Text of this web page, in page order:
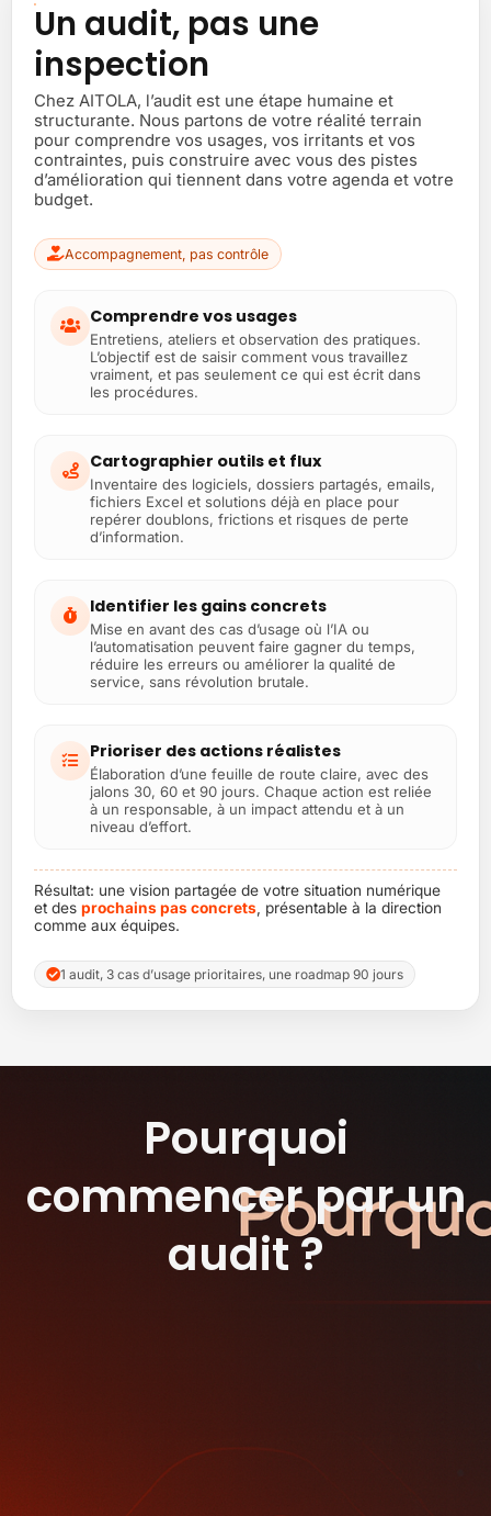
Un audit, pas une
inspection
Chez AITOLA, l’audit est une étape humaine et
structurante. Nous partons de votre réalité terrain
pour comprendre vos usages, vos irritants et vos
contraintes, puis construire avec vous des pistes
d’amélioration qui tiennent dans votre agenda et votre
budget.
Accompagnement, pas contrôle
Comprendre vos usages
Entretiens, ateliers et observation des pratiques.
L’objectif est de saisir comment vous travaillez
vraiment, et pas seulement ce qui est écrit dans
les procédures.
Cartographier outils et flux
Inventaire des logiciels, dossiers partagés, emails,
fichiers Excel et solutions déjà en place pour
repérer doublons, frictions et risques de perte
d’information.
Identifier les gains concrets
Mise en avant des cas d’usage où l’IA ou
l’automatisation peuvent faire gagner du temps,
réduire les erreurs ou améliorer la qualité de
service, sans révolution brutale.
Prioriser des actions réalistes
Élaboration d’une feuille de route claire, avec des
jalons 30, 60 et 90 jours. Chaque action est reliée
à un responsable, à un impact attendu et à un
niveau d’effort.
Résultat: une vision partagée de votre situation numérique
et des prochains pas concrets , présentable à la direction
comme aux équipes.
1 audit, 3 cas d’usage prioritaires, une roadmap 90 jours
Pourquoi
commencer par un
audit ?